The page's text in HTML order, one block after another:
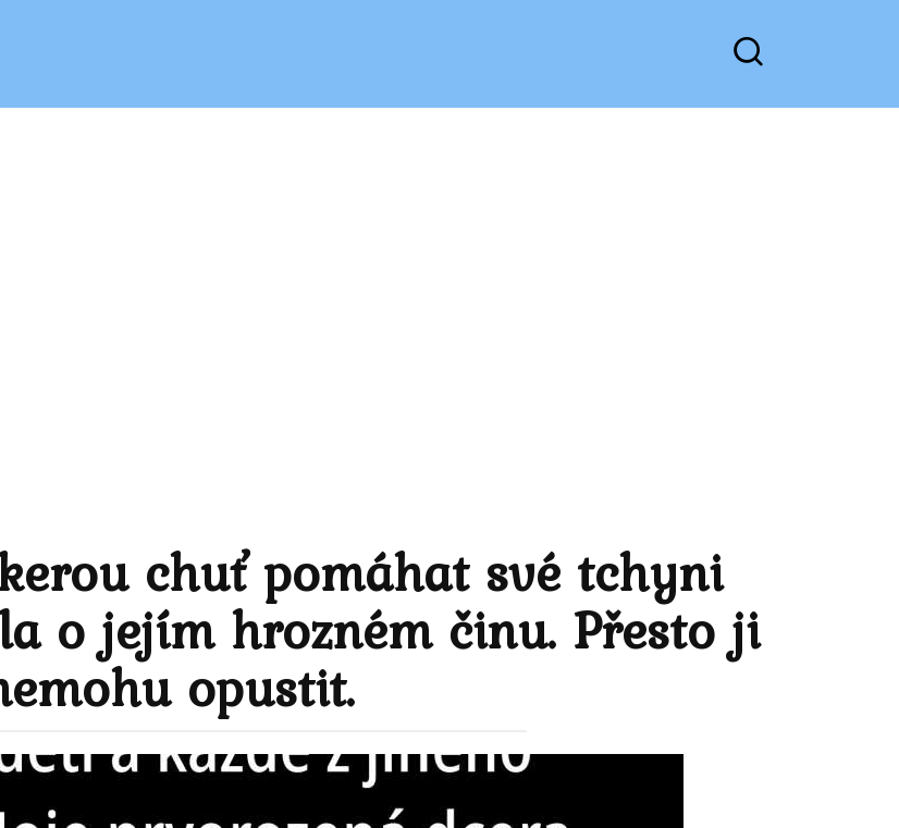
chuť pomáhat své tchyni
o jejím hrozném činu. Přesto ji
opustit.